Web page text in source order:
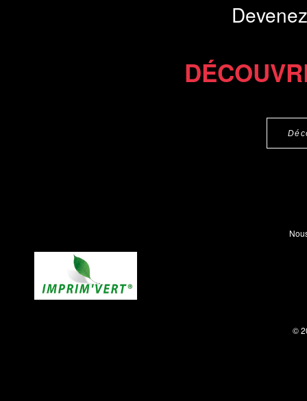
©